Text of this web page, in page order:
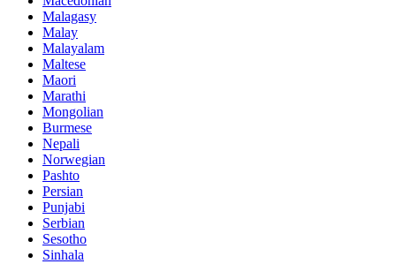
Malagasy
Malay
Malayalam
Maltese
Maori
Marathi
Mongolian
Burmese
Nepali
Norwegian
Pashto
Persian
Punjabi
Serbian
Sesotho
Sinhala